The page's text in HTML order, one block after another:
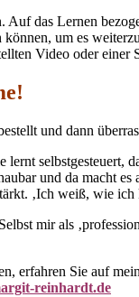
das Lernen
um es
Video oder
und dann
selbstgesteuert,
und da macht
‚Ich weiß, wie ich
mir als
erfahren Sie auf
reinhardt.de